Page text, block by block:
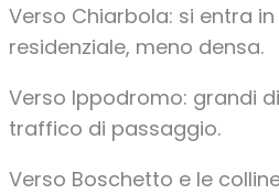
Verso Chiarbola: si entra
residenziale, meno densa.
Verso Ippodromo: grandi
traffico di passaggio.
Verso Boschetto e le